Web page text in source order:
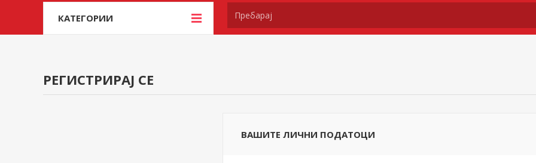
КАТЕГОРИИ
РЕГИСТРИРАЈ СЕ
ВАШИТЕ ЛИЧНИ ПОДАТОЦИ